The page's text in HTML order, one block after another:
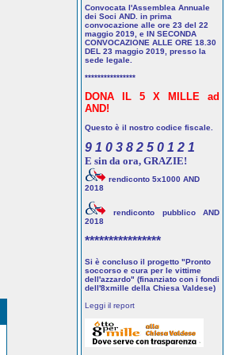
Convocata l'Assemblea Annuale
dei Soci AND. in prima
convocazione alle ore 23 del 22
maggio 2019, e IN SECONDA
CONVOCAZIONE ALLE ORE 18.30
DEL 23 maggio 2019, presso la
sede legale.
****************
DONA IL 5 X MILLE ad
AND!
Questo è il nostro codice fiscale.
9 1 0 3 8 2 5 0 1 2 1
E sin da ora, GRAZIE!
rendiconto 5x1000 AND
2018
rendiconto pubblico AND
2018
****************
Si è concluso il progetto "Pronto
soccorso e cura per le vittime
dell'azzardo" (finanziato con i fondi
dell'8xmille della Chiesa Valdese)
Leggi il report